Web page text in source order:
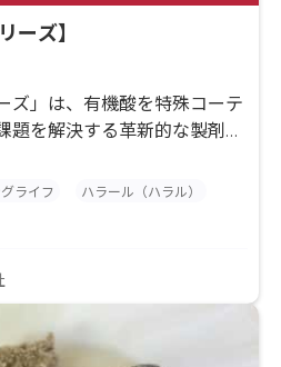
ーズ】
ズ」は、有機酸を特殊コーテ
題を解決する革新的な製剤で
味や効果を自在に調整でき
畜肉加工、水産練り物など幅
持続や日持ち向上、品質改良
食品製造の新たな選択肢とし
ライフ
ハラール（ハラル）